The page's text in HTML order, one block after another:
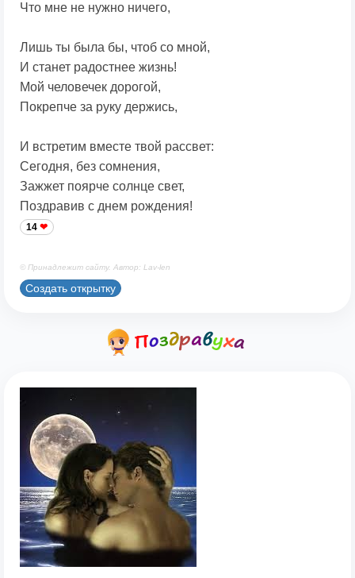
Что мне не нужно ничего,
Лишь ты была бы, чтоб со мной,
И станет радостнее жизнь!
Мой человечек дорогой,
Покрепче за руку держись,
И встретим вместе твой рассвет:
Сегодня, без сомнения,
Зажжет поярче солнце свет,
Поздравив с днем рождения!
14
© Принадлежит сайту. Автор: Lav-len
Создать открытку